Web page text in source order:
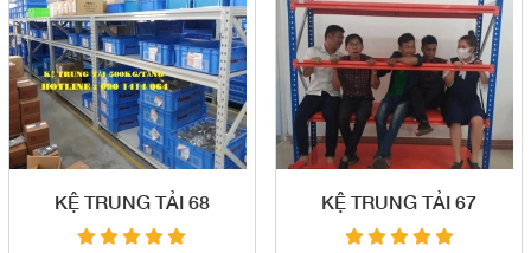
KỆ TRUNG TẢI 68 KỆ TRUNG TẢI 67